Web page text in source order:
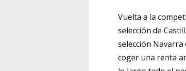
Vuelta a la
selección de
selección
coger una renta